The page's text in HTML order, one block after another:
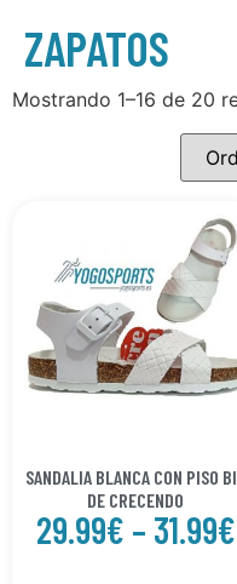
ZAPATOS
Mostrando 1–16 de 20
SANDALIA BLANCA CON PISO
DE CRECENDO
29.99€ – 31.99€